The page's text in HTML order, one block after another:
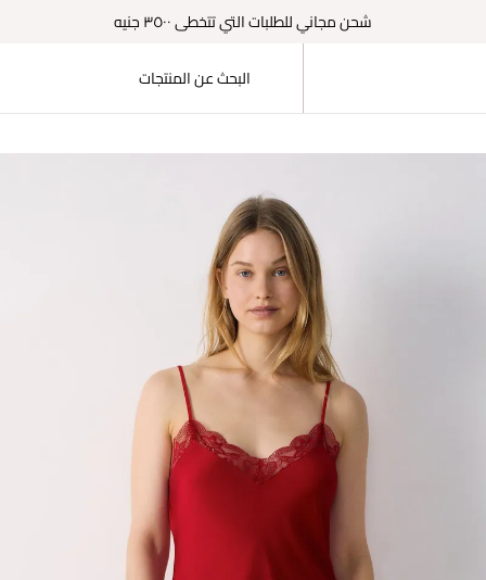
شحن مجاني للطلبات التي تتخطى ٣٥٠٠ جنيه